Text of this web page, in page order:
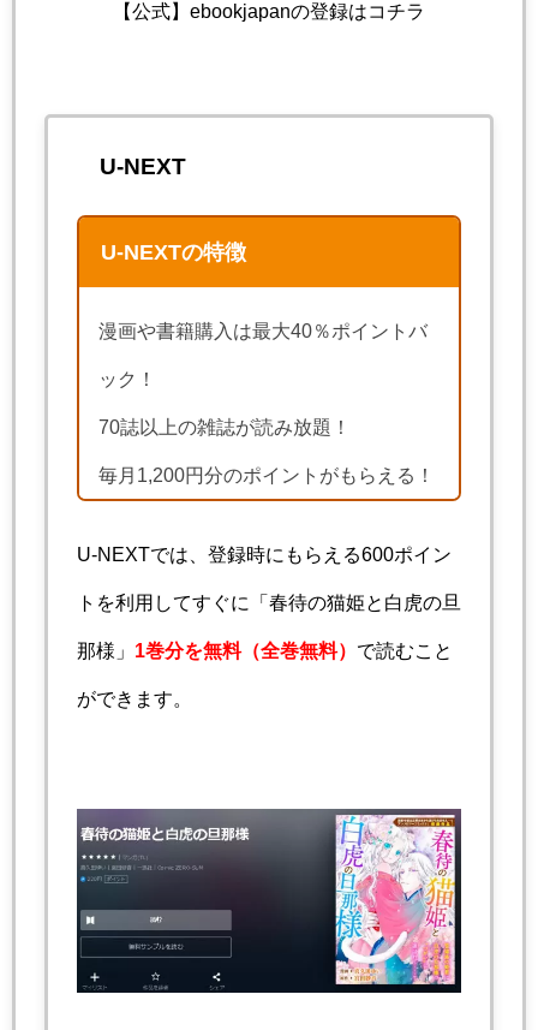
【公式】ebookjapanの登録はコチラ
U-NEXT
U-NEXTの特徴
漫画や書籍購入は最大40％ポイントバ
ック！
70誌以上の雑誌が読み放題！
毎月1,200円分のポイントがもらえる！
U-NEXTでは、登録時にもらえる600ポイン
トを利用してすぐに「春待の猫姫と白虎の旦
那様」 1巻分を無料（全巻無料） で読むこと
ができます。